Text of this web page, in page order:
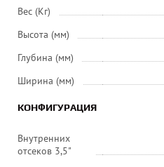
Вес (Кг)
Высота (мм)
Глубина (мм)
Ширина (мм)
КОНФИГУРАЦИЯ
Внутренних
отсеков 3,5"